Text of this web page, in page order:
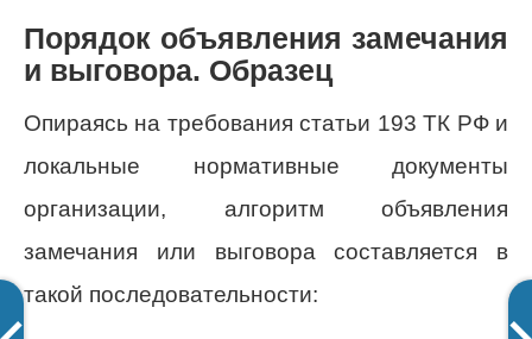
Порядок объявления замечания
и выговора. Образец
Опираясь на требования статьи 193 ТК РФ и
локальные нормативные документы
организации, алгоритм объявления
замечания или выговора составляется в
такой последовательности: